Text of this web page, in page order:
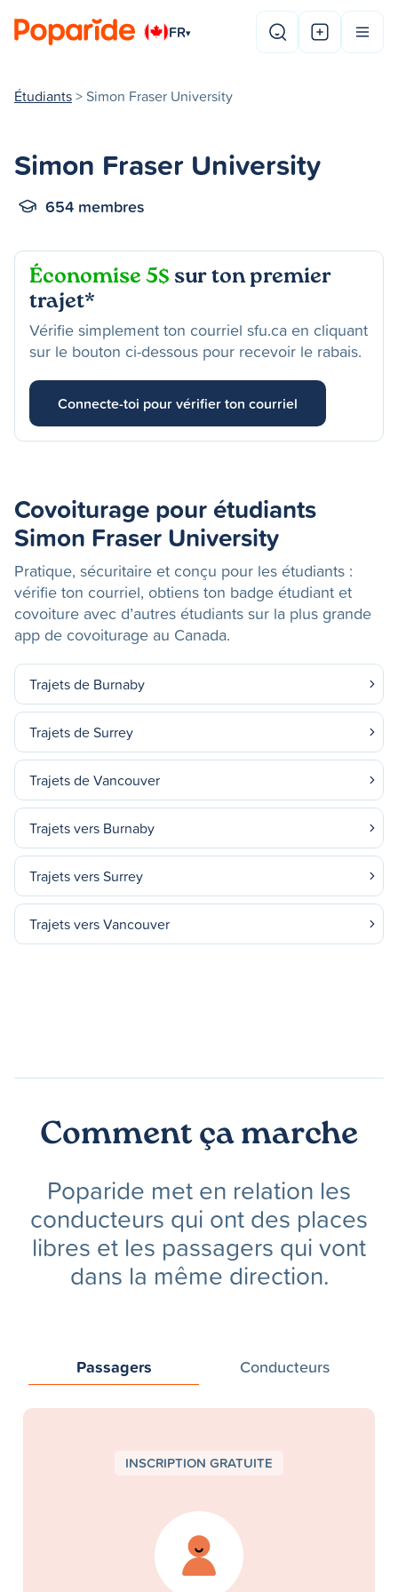
FR▾
Étudiants> Simon Fraser University
Simon Fraser University
654 membres
Économise 5$ sur ton premier
trajet*
Vérifie simplement ton courriel sfu.ca en cliquant
sur le bouton ci-dessous pour recevoir le rabais.
Connecte-toi pour vérifier ton courriel
Covoiturage pour étudiants
Simon Fraser University
Pratique, sécuritaire et conçu pour les étudiants :
vérifie ton courriel, obtiens ton badge étudiant et
covoiture avec d’autres étudiants sur la plus grande
app de covoiturage au Canada.
Trajets de Burnaby
Trajets de Surrey
Trajets de Vancouver
Trajets vers Burnaby
Trajets vers Surrey
Trajets vers Vancouver
Comment ça marche
Poparide met en relation les
conducteurs qui ont des places
libres et les passagers qui vont
dans la même direction.
Passagers Conducteurs
INSCRIPTION GRATUITE